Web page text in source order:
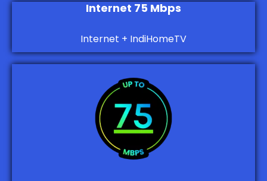
Internet 75 Mbps
Internet + IndiHomeTV